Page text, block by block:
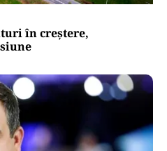
în creștere,